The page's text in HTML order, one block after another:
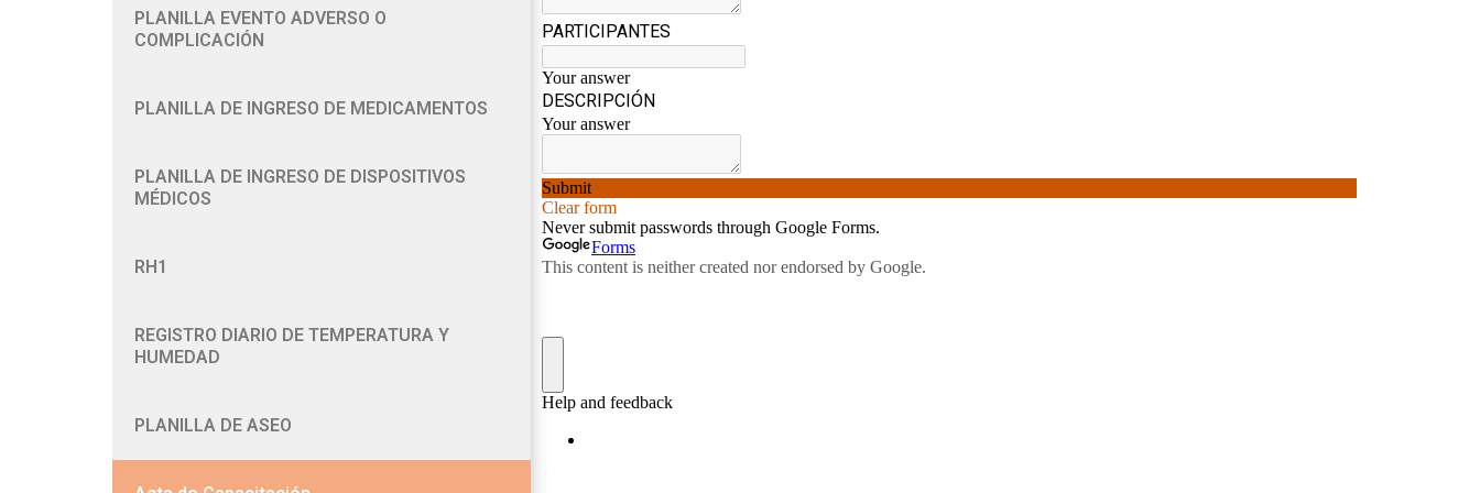
PLANILLA EVENTO ADVERSO O
COMPLICACIÓN
PLANILLA DE INGRESO DE MEDICAMENTOS
PLANILLA DE INGRESO DE DISPOSITIVOS
MÉDICOS
RH1
REGISTRO DIARIO DE TEMPERATURA Y
HUMEDAD
PLANILLA DE ASEO